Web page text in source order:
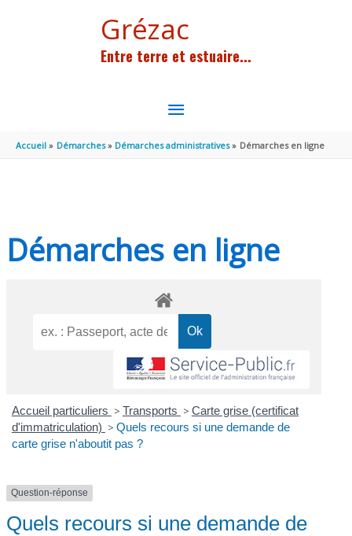
Grézac
Entre terre et estuaire...
MENU
PRINCIPAL
Accueil Démarches Démarches administratives Démarches en ligne
Démarches en ligne
Accueil particuliers > Transports > Carte grise (certificat
d'immatriculation) > Quels recours si une demande de
carte grise n'aboutit pas ?
Question-réponse
Quels recours si une demande de